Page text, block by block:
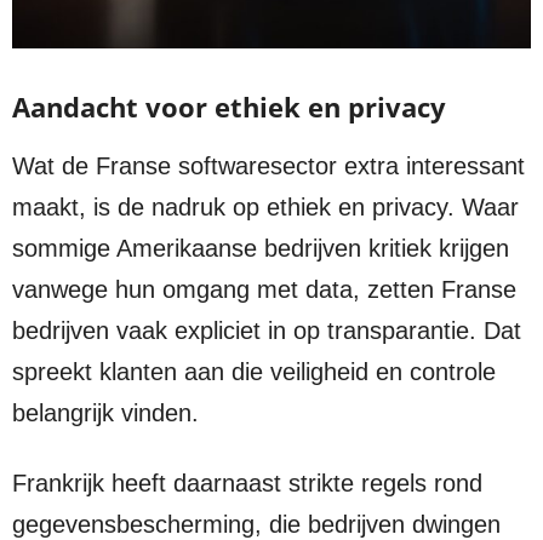
Aandacht voor ethiek en privacy
Wat de Franse softwaresector extra interessant
maakt, is de nadruk op ethiek en privacy. Waar
sommige Amerikaanse bedrijven kritiek krijgen
vanwege hun omgang met data, zetten Franse
bedrijven vaak expliciet in op transparantie. Dat
spreekt klanten aan die veiligheid en controle
belangrijk vinden.
Frankrijk heeft daarnaast strikte regels rond
gegevensbescherming, die bedrijven dwingen